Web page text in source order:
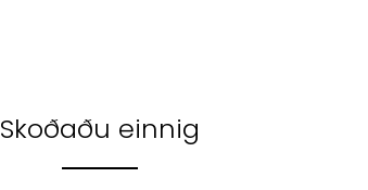
Skoðaðu einnig